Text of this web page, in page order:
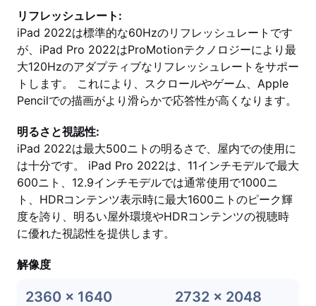
リフレッシュレート:
iPad 2022は標準的な60Hzのリフレッシュレートです
が、iPad Pro 2022はProMotionテクノロジーにより最
大120Hzのアダプティブなリフレッシュレートをサポー
トします。 これにより、スクロールやゲーム、Apple
Pencilでの描画がより滑らかで応答性が高くなります。
明るさと視認性:
iPad 2022は最大500ニトの明るさで、屋内での使用に
は十分です。 iPad Pro 2022は、11インチモデルで最大
600ニト、12.9インチモデルでは通常使用で1000ニ
ト、HDRコンテンツ表示時に最大1600ニトのピーク輝
度を誇り、明るい屋外環境やHDRコンテンツの視聴時
に優れた視認性を提供します。
解像度
2360 x 1640 2732 x 2048